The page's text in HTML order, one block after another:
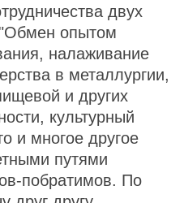
двух
опытом
налаживание
в металлургии,
и других
культурный
и многое другое
путями
побратимов. По